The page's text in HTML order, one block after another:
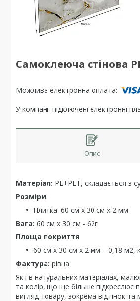
Самоклеюча стінова
У компанії підключені електронні
Опис
Матеріал: PE+PET, складається з
Розміри:
Плитка: 60 см х 30 см х 2 мм
Вага: 60 см х 30 см - 62г
Площа покриття
60 см х 30 см х 2 мм – 0,18 м2,
Фактура: рівна
Як і в натуральних матеріалах,
та колір, що ще більше підкреслює
вигляд товару, зокрема відтінок